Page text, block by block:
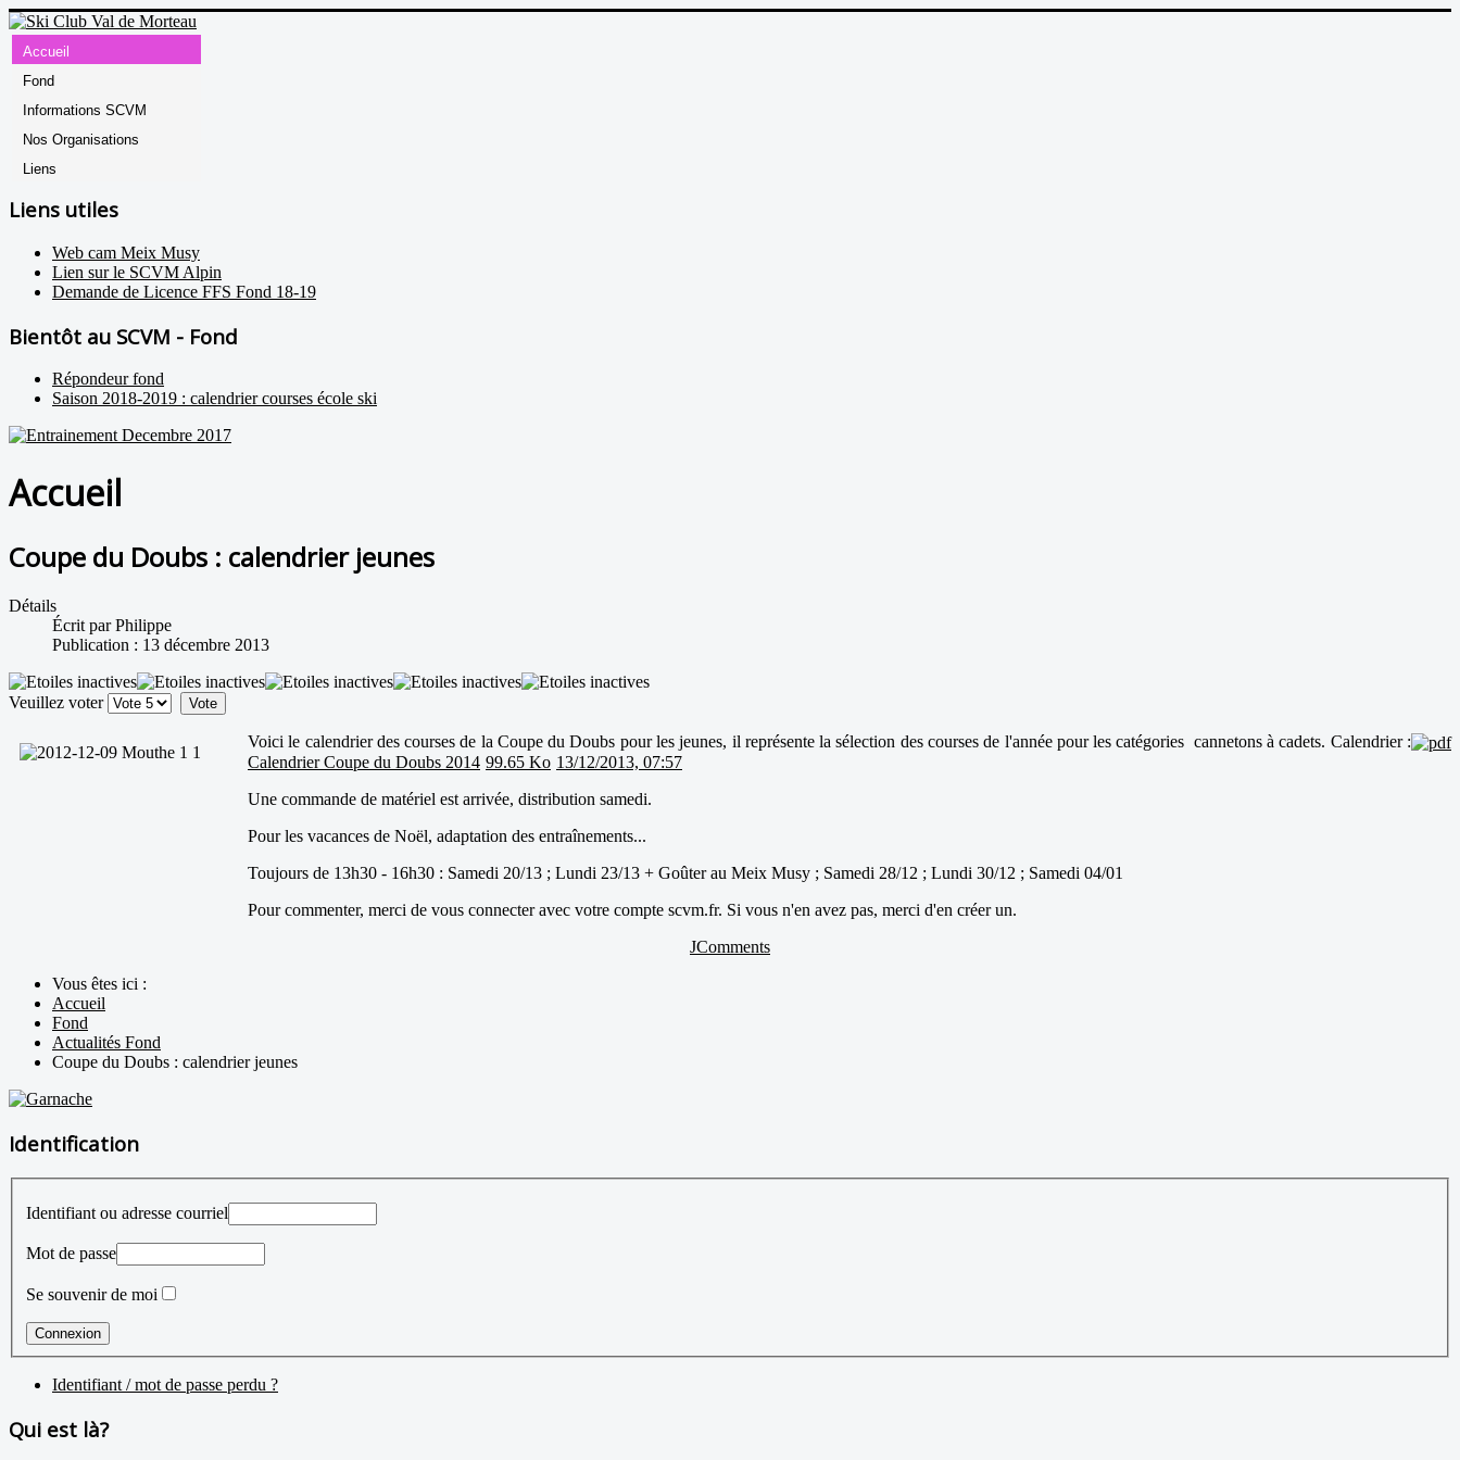
Accueil
Fond
Informations SCVM
Nos Organisations
Liens
Liens utiles
Web cam Meix Musy
Lien sur le SCVM Alpin
Demande de Licence FFS Fond 18-19
Bientôt au SCVM - Fond
Répondeur fond
Saison 2018-2019 : calendrier courses école ski
Accueil
Coupe du Doubs : calendrier jeunes
Détails
Écrit parPhilippe
Publication : 13 décembre 2013
Veuillez voter
Voici le calendrier des courses de la Coupe du Doubs pour les jeunes, il représente la sélection des courses de l'année pour les catégories cannetons à cadets. Calendrier :
Calendrier Coupe du Doubs 2014 99.65 Ko 13/12/2013, 07:57
Une commande de matériel est arrivée, distribution samedi.
Pour les vacances de Noël, adaptation des entraînements...
Toujours de 13h30 - 16h30 : Samedi 20/13 ; Lundi 23/13 + Goûter au Meix Musy ; Samedi 28/12 ; Lundi 30/12 ; Samedi 04/01
Pour commenter, merci de vous connecter avec votre compte scvm.fr. Si vous n'en avez pas, merci d'en créer un.
JComments
Vous êtes ici :
Accueil
Fond
Actualités Fond
Coupe du Doubs : calendrier jeunes
Identification
Identifiant ou adresse courriel
Mot de passe
Se souvenir de moi
Identifiant / mot de passe perdu ?
Qui est là?